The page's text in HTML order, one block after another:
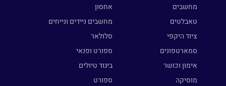
מחשבים
אחסון
טאבלטים
מחשבים ניידים ונייחים
ציוד היקפי
סלולאר
סמארטפונים
ספורט ופנאי
אימון וכושר
ביגוד טיולים
מוסיקה
ספורט